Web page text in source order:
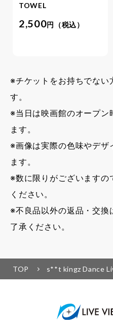
TOWEL
2,500円（税込）
※チケットをお持ちでない
す。
※当日は映画館のオープン
ます。
※画像は実際の色味やデザ
ます。
※数に限りがございますの
ください。
※不良品以外の返品・交換
了承ください。
TOP s**t kingz Dance